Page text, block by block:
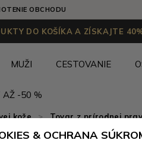
OBCHODU
DO KOŠÍKA A ZÍSKAJTE
MUŽI CESTOVANIE
AŽ -50 %
kože > Tovar z prírodnej
& OCHRANA